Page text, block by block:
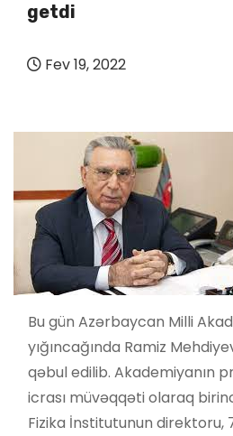
getdi
Fev 19, 2022
Bu gün Azərbaycan Milli
yığıncağında Ramiz
qəbul edilib. Akademiyanın
icrası müvəqqəti olaraq
Fizika İnstitutunun direktoru,